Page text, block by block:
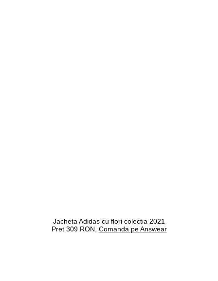
Jacheta Adidas cu flori colectia 2021
Pret 309 RON, Comanda pe Answear